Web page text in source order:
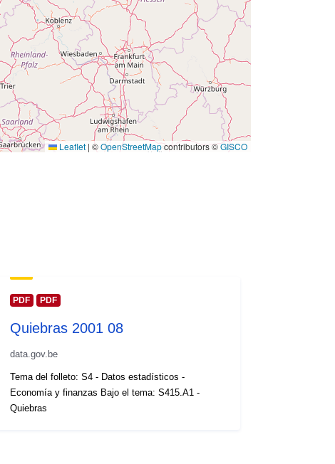
Leaflet | ©OpenStreetMapcontributors ©GISCO
- 31 December 2002
PDF PDF
Quiebras 2001 08
data.gov.be
Tema del folleto: S4 - Datos estadísticos -
Economía y finanzas Bajo el tema: S415.A1 -
Quiebras